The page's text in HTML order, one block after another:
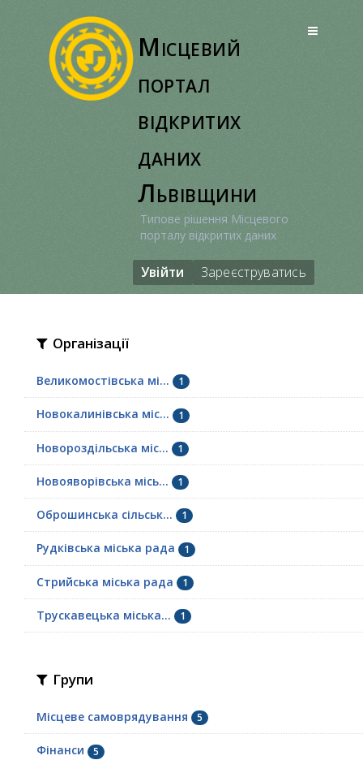
Місцевий
портал
відкритих
даних
Львівщини
Типове рішення Місцевого
порталу відкритих даних
Увійти Зареєструватись
Організації
Великомостівська мі... 1
Новокалинівська міс... 1
Новороздільська міс... 1
Новояворівська місь... 1
Оброшинська сільськ... 1
Рудківська міська рада 1
Стрийська міська рада 1
Трускавецька міська... 1
Групи
Місцеве самоврядування 5
Фінанси 5